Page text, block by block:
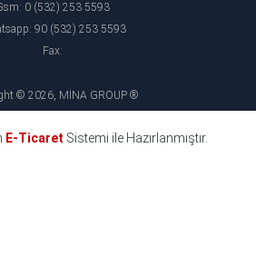
0 (532) 253 5593
90 (532) 253 5593
Fax:
© 2026, MİNA GROUP ®
E-Ticaret Sistemi ile Hazırlanmıştır.